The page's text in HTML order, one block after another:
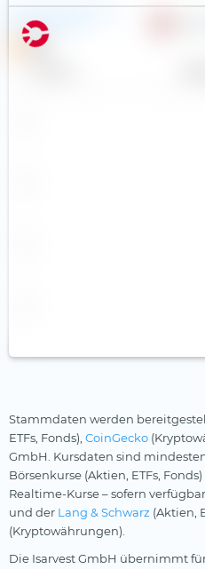
Equity UCITS ETF
Stammdaten werden
ETFs, Fonds), CoinGecko
GmbH. Kursdaten sind
Börsenkurse (Aktien, ETFs,
Realtime-Kurse – sofern
und der Lang & Schwarz (Aktien,
(Kryptowährungen).
Die Isarvest GmbH übernimmt